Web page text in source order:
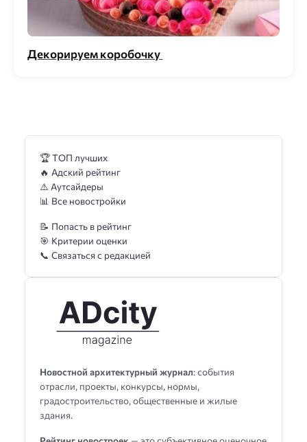
Декорируем коробочку ️
Новостной архитектурный журнал: события
отрасли, проекты, конкурсы, нормы,
градостроительство, общественные и жилые
здания.
🏆 ТОП лучших
🔥 Адский рейтинг
⚠️ Аутсайдеры
📊 Все новостройки
📝 Попасть в рейтинг
🎯 Критерии оценки
📞 Связаться с редакцией